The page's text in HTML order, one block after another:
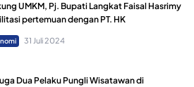
UMKM, Pj. Bupati Langkat Faisal Hasrimy
pertemuan dengan PT. HK
31 Juli 2024
Dua Pelaku Pungli Wisatawan di